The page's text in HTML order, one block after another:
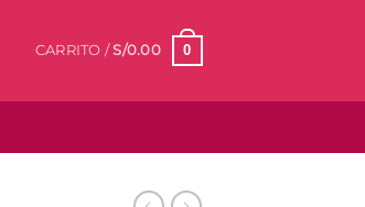
CARRITO /S/0.00 0